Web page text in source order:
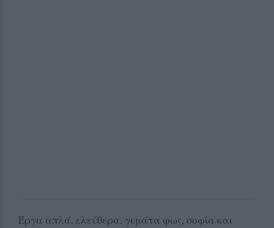
Έργα απλά, ελεύθερα, γεμάτα φως, σοφία και